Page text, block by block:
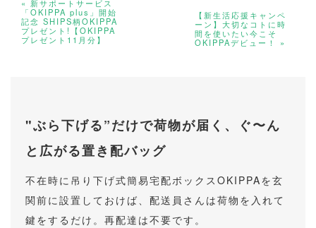
« 新サポートサービス
「OKIPPA plus」開始
記念 SHIPS柄OKIPPA
プレゼント!【OKIPPA
プレゼント11月分】
【新生活応援キャンペ
ーン】大切なコトに時
間を使いたい今こそ
OKIPPAデビュー！ »
"ぶら下げる”だけで荷物が届く、ぐ〜ん
と広がる置き配バッグ
不在時に吊り下げ式簡易宅配ボックスOKIPPAを玄
関前に設置しておけば、配送員さんは荷物を入れて
鍵をするだけ。再配達は不要です。